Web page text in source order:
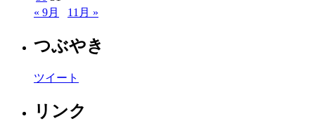
« 9月
11月 »
つぶやき
ツイート
リンク